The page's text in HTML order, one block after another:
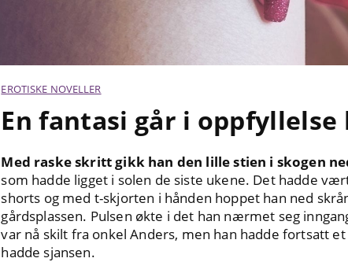
EROTISKE NOVELLER
En fantasi går i oppfyllelse
Med raske skritt gikk han den lille stien i skogen
som hadde ligget i solen de siste ukene. Det hadde
shorts og med t-skjorten i hånden hoppet han ned
gårdsplassen. Pulsen økte i det han nærmet seg
var nå skilt fra onkel Anders, men han hadde fortsatt
hadde sjansen.